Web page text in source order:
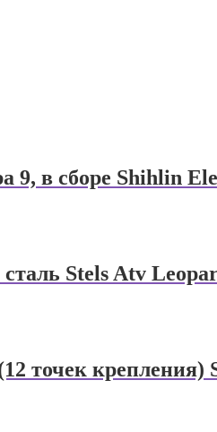
9, в сборе Shihlin
Stels Atv
точек крепления)